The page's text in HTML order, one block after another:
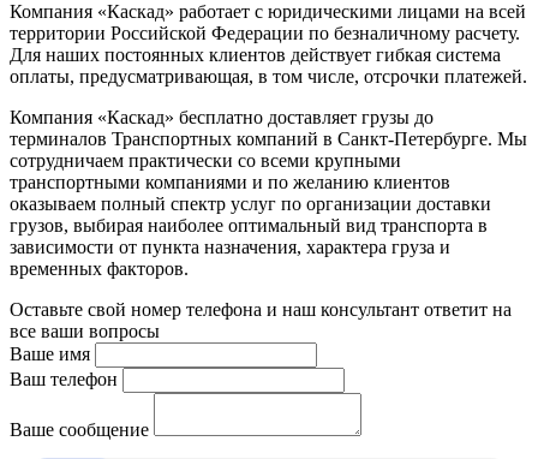
Компания «Каскад» работает с юридическими лицами на всей
территории Российской Федерации по безналичному расчету.
Для наших постоянных клиентов действует гибкая система
оплаты, предусматривающая, в том числе, отсрочки платежей.
Компания «Каскад» бесплатно доставляет грузы до
терминалов Транспортных компаний в Санкт-Петербурге. Мы
сотрудничаем практически со всеми крупными
транспортными компаниями и по желанию клиентов
оказываем полный спектр услуг по организации доставки
грузов, выбирая наиболее оптимальный вид транспорта в
зависимости от пункта назначения, характера груза и
временных факторов.
Оставьте свой номер телефона и наш консультант ответит на
все ваши вопросы
Ваше имя
Ваш телефон
Ваше сообщение